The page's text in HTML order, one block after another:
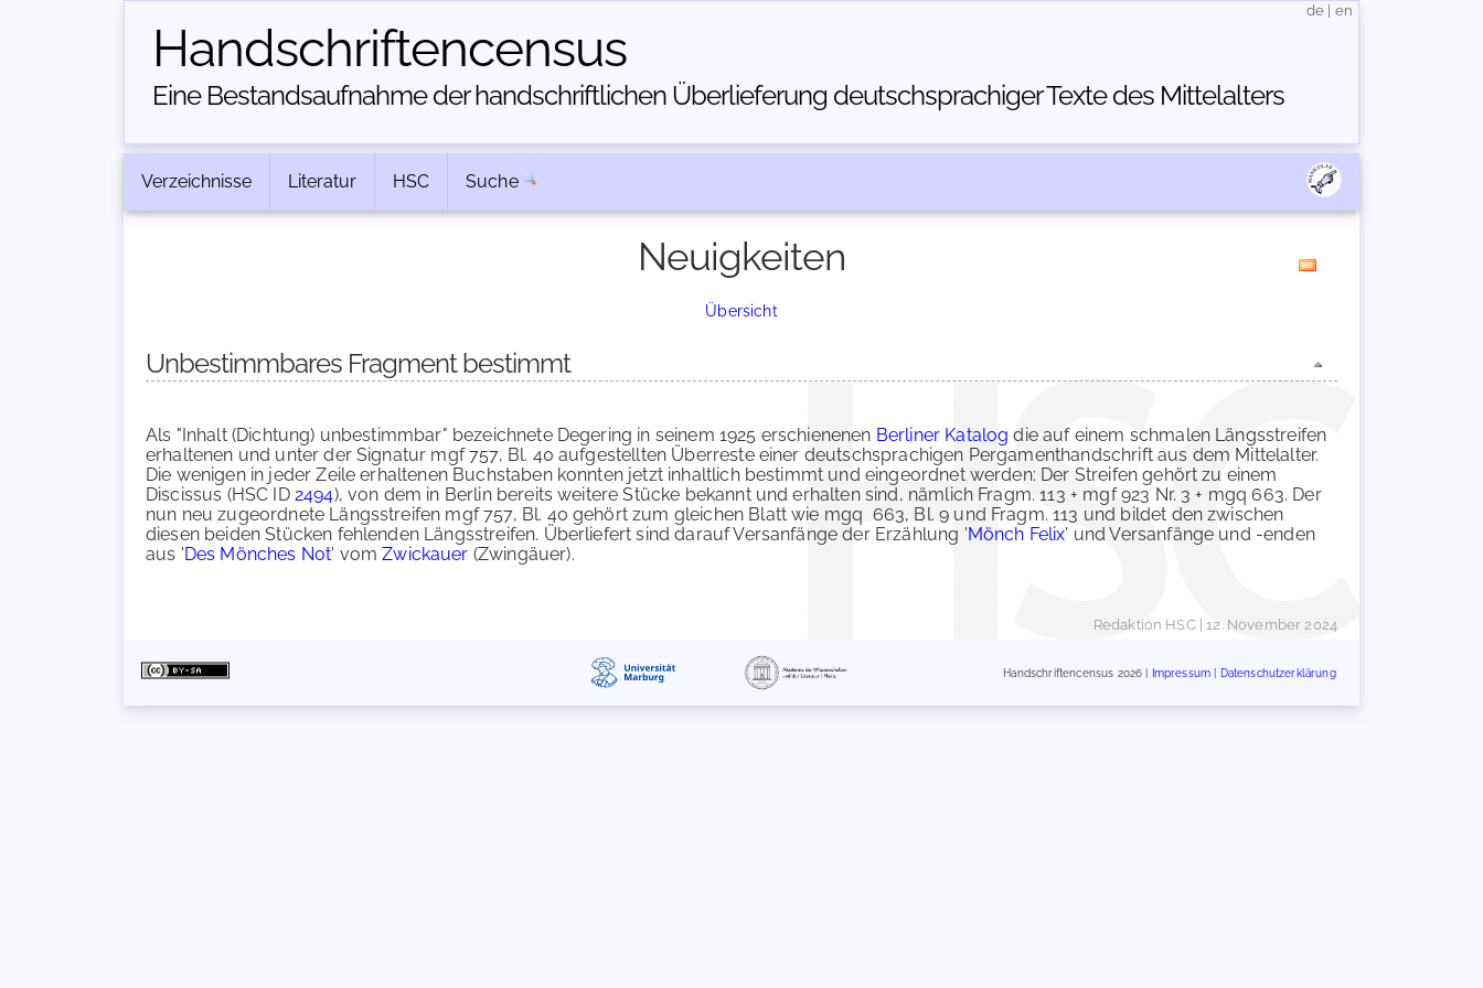
Handschriften­census
Eine Bestandsaufnahme der handschriftlichen Über­lieferung deutschsprachiger Texte des Mittelalters
de en
Verzeichnisse Literatur HSC Suche
Neuigkeiten
Übersicht
Unbestimmbares Fragment bestimmt
Als "Inhalt (Dichtung) unbestimmbar" bezeichnete Degering in seinem 1925 erschienenen Berliner Katalog die auf einem schmalen Längsstreifen
erhaltenen und unter der Signatur mgf 757, Bl. 40 aufgestellten Überreste einer deutschsprachigen Pergamenthandschrift aus dem Mittelalter.
Die wenigen in jeder Zeile erhaltenen Buchstaben konnten jetzt inhaltlich bestimmt und eingeordnet werden: Der Streifen gehört zu einem
Discissus (HSC ID 2494), von dem in Berlin bereits weitere Stücke bekannt und erhalten sind, nämlich Fragm. 113 + mgf 923 Nr. 3 + mgq 663. Der
nun neu zugeordnete Längsstreifen mgf 757, Bl. 40 gehört zum gleichen Blatt wie mgq 663, Bl. 9 und Fragm. 113 und bildet den zwischen
diesen beiden Stücken fehlenden Längsstreifen. Überliefert sind darauf Versanfänge der Erzählung 'Mönch Felix' und Versanfänge und -enden
aus 'Des Mönches Not' vomZwickauer (Zwingäuer).
Redaktion HSC| 12. November 2024
Handschriftencensus 2026 | Impressum Datenschutzerklärung